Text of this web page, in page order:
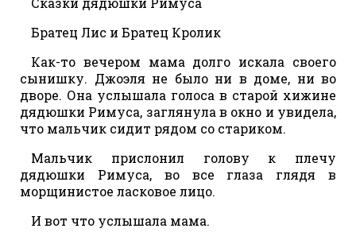
Братец Лис и Братец Кролик
Как-то вечером мама долго искала своего
сынишку. Джоэля не было ни в доме, ни во
дворе. Она услышала голоса в старой хижине
дядюшки Римуса, заглянула в окно и увидела,
что мальчик сидит рядом со стариком.
Мальчик прислонил голову к плечу
дядюшки Римуса, во все глаза глядя в
морщинистое ласковое лицо.
И вот что услышала мама.